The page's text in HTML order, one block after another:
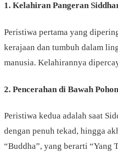
1. Kelahiran Pangeran
Peristiwa pertama yang
kerajaan dan tumbuh dalam
manusia. Kelahirannya
2. Pencerahan di Bawah
Peristiwa kedua adalah saat
dengan penuh tekad, hingga
“Buddha”, yang berarti “Yang